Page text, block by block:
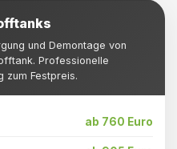
und Demontage von
Professionelle
zum Festpreis.
ab 760 Euro